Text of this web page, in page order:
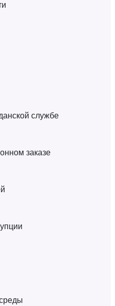
службе
заказе